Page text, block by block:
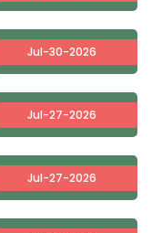
Jul-30-2026
Jul-27-2026
Jul-27-2026